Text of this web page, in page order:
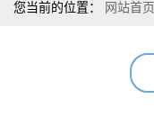
您当前的位置： 网站首页